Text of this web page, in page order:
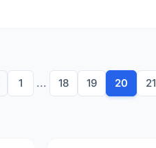
1 ... 18 19 20 21